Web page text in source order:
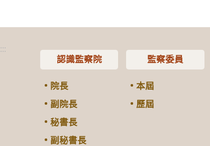
:::
認識監察院
院長
副院長
秘書長
副秘書長
監察委員
本屆
歷屆